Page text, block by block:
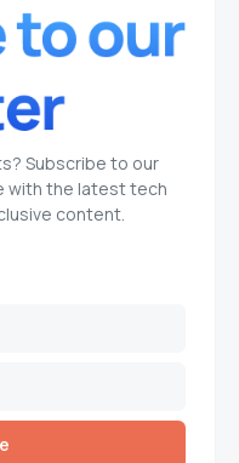
Subscribe to our
with the latest tech
content.